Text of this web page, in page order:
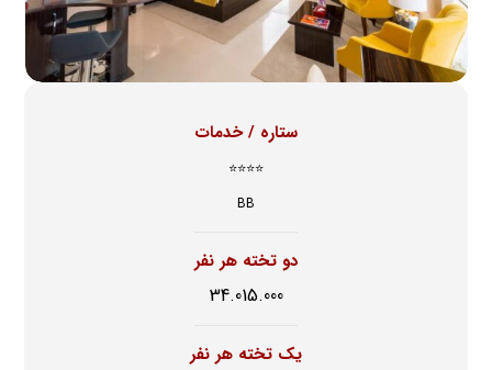
ستاره / خدمات
⭐⭐⭐⭐
BB
دو تخته هر نفر
34.015.000
یک تخته هر نفر